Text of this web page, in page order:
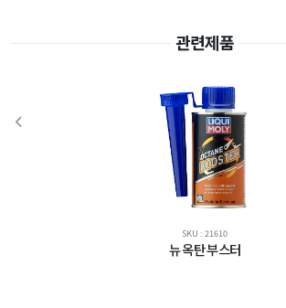
관련제품
SKU : 21610
뉴 옥탄 부스터